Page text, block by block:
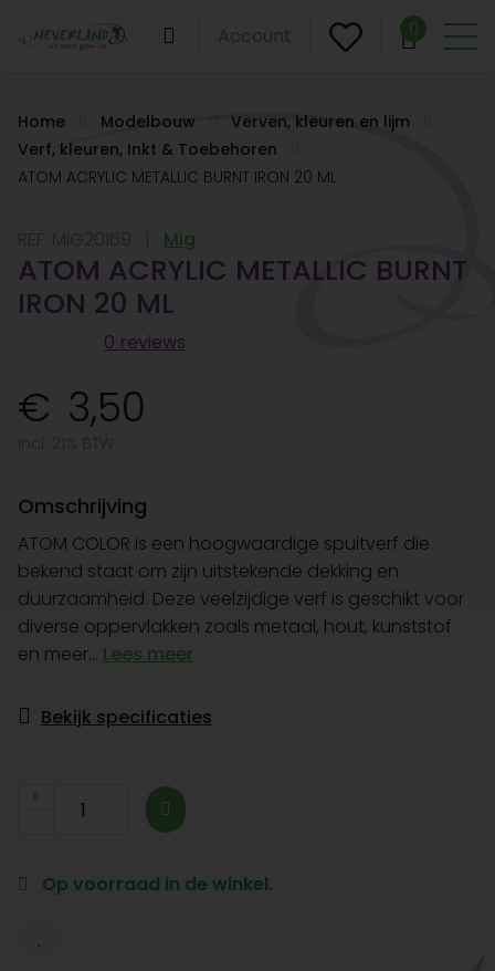
Account 0
Home Modelbouw
Verven, kleuren en lijm
Verf, kleuren, Inkt & Toebehoren
ATOM ACRYLIC METALLIC BURNT IRON 20 ML
Mig
ATOM ACRYLIC METALLIC BURNT
IRON 20 ML
0 reviews
3,50
Omschrijving
ATOM COLOR is een hoogwaardige spuitverf die
bekend staat om zijn uitstekende dekking en
duurzaamheid. Deze veelzijdige verf is geschikt voor
diverse oppervlakken zoals metaal, hout, kunststof
en meer... Lees meer
Bekijk specificaties
Op voorraad in de winkel.